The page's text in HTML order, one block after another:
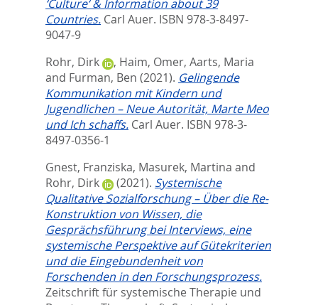
‘Culture‘ & Information about 39
Countries. Carl Auer. ISBN 978-3-8497-
9047-9
Rohr, Dirk
, Haim, Omer, Aarts, Maria
and Furman, Ben (2021). Gelingende
Kommunikation mit Kindern und
Jugendlichen – Neue Autorität, Marte Meo
und Ich schaffs. Carl Auer. ISBN 978-3-
8497-0356-1
Gnest, Franziska, Masurek, Martina and
Rohr, Dirk
(2021). Systemische
Qualitative Sozialforschung – Über die Re-
Konstruktion von Wissen, die
Gesprächsführung bei Interviews, eine
systemische Perspektive auf Gütekriterien
und die Eingebundenheit von
Forschenden in den Forschungsprozess.
Zeitschrift für systemische Therapie und